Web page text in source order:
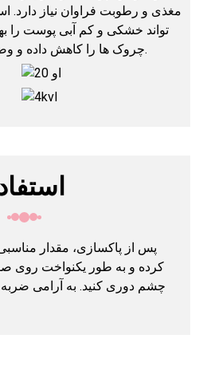
مغذی و رطوبت فراوان نیاز دارد.
تواند خشکی و کم آبی پوست را
چروک ها را کاهش داده و وضعیت پوست را بهبود بخشد.
پس از پاکسازی، مقدار
کرده و به طور یکنواخت روی
چشم دوری کنید. به آرامی ضربه